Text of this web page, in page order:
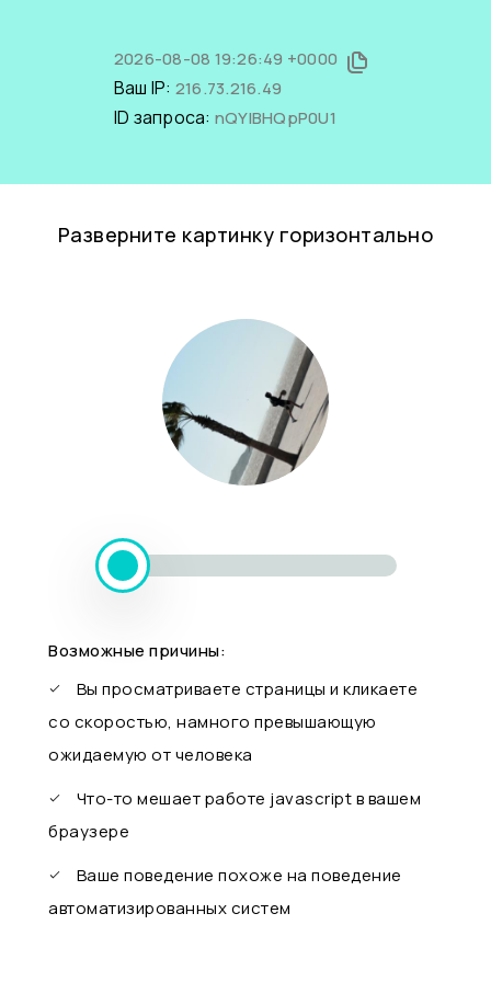
2026-08-08 19:26:49 +0000
Ваш IP: 216.73.216.49
ID запроса: nQYIBHQpP0U1
Разверните картинку горизонтально
Возможные причины:
Вы просматриваете страницы и кликаете
со скоростью, намного превышающую
ожидаемую от человека
Что-то мешает работе javascript в вашем
браузере
Ваше поведение похоже на поведение
автоматизированных систем